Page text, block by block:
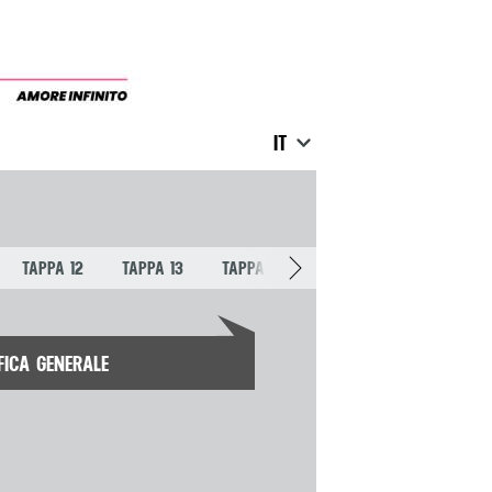
IT
TAPPA 12 TAPPA 13 TAPPA 14
GENERALE